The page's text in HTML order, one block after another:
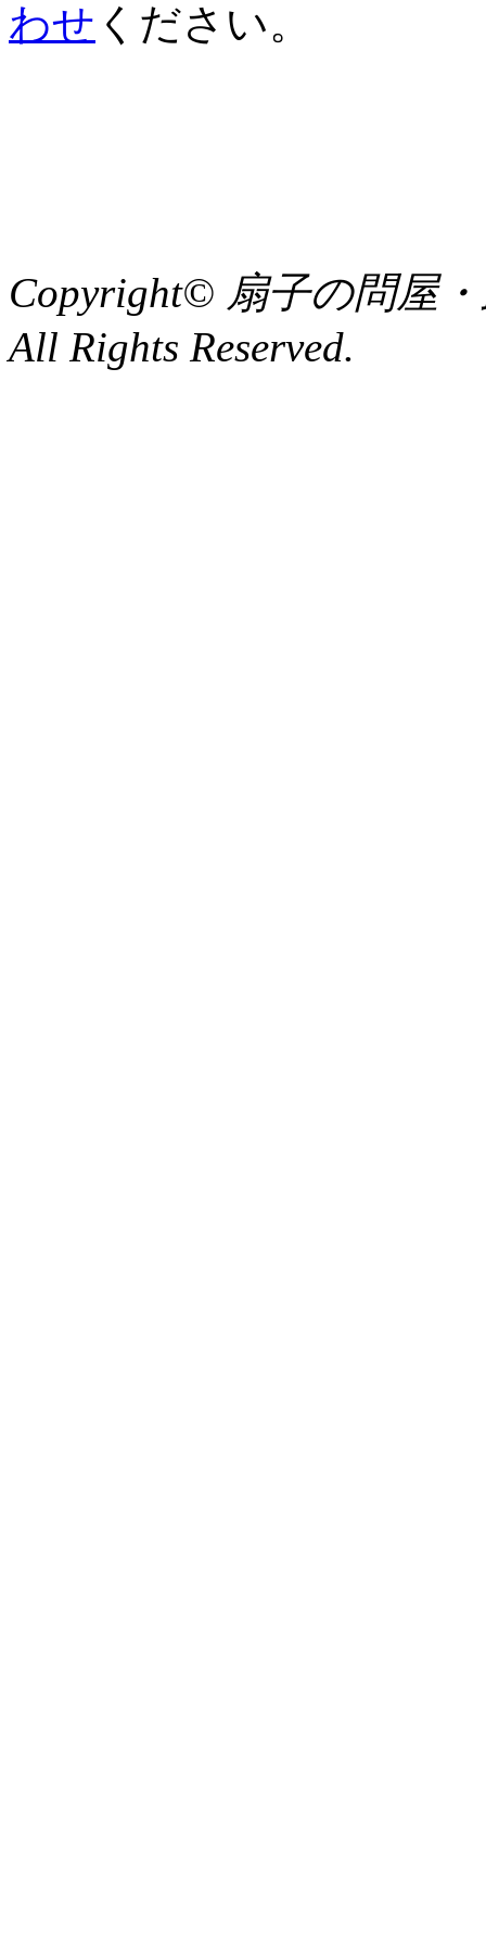
わせ ください。
Copyright© 扇子の問屋
All Rights Reserved.